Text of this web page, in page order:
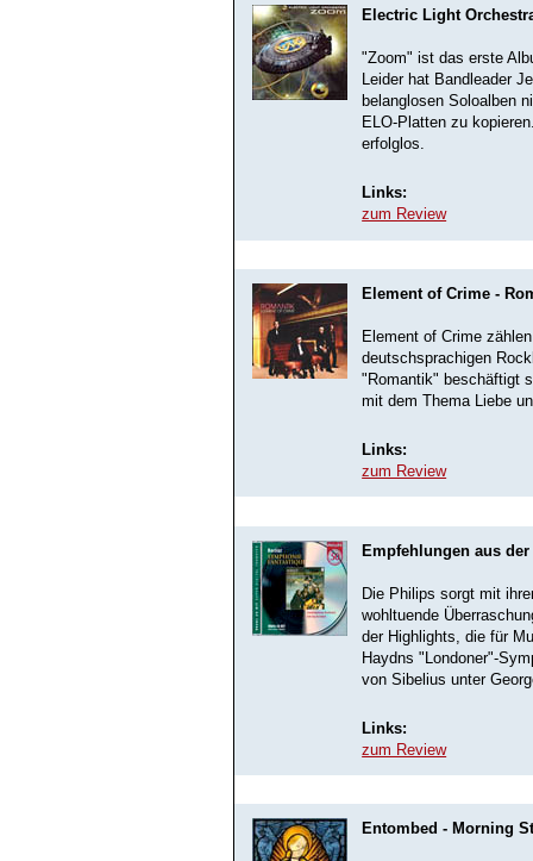
Electric Light
"Zoom" ist das erste
Leider hat Bandleader
belanglosen Soloalben
ELO-Platten zu
erfolglos.
Links:
zum Review
Element of Crime -
Element of Crime
deutschsprachigen
"Romantik" beschäftigt
mit dem Thema Liebe
Links:
zum Review
Empfehlungen aus
Die Philips sorgt mit
wohltuende
der Highlights, die für
Haydns "Londoner"-
von Sibelius unter
Links:
zum Review
Entombed - Morning